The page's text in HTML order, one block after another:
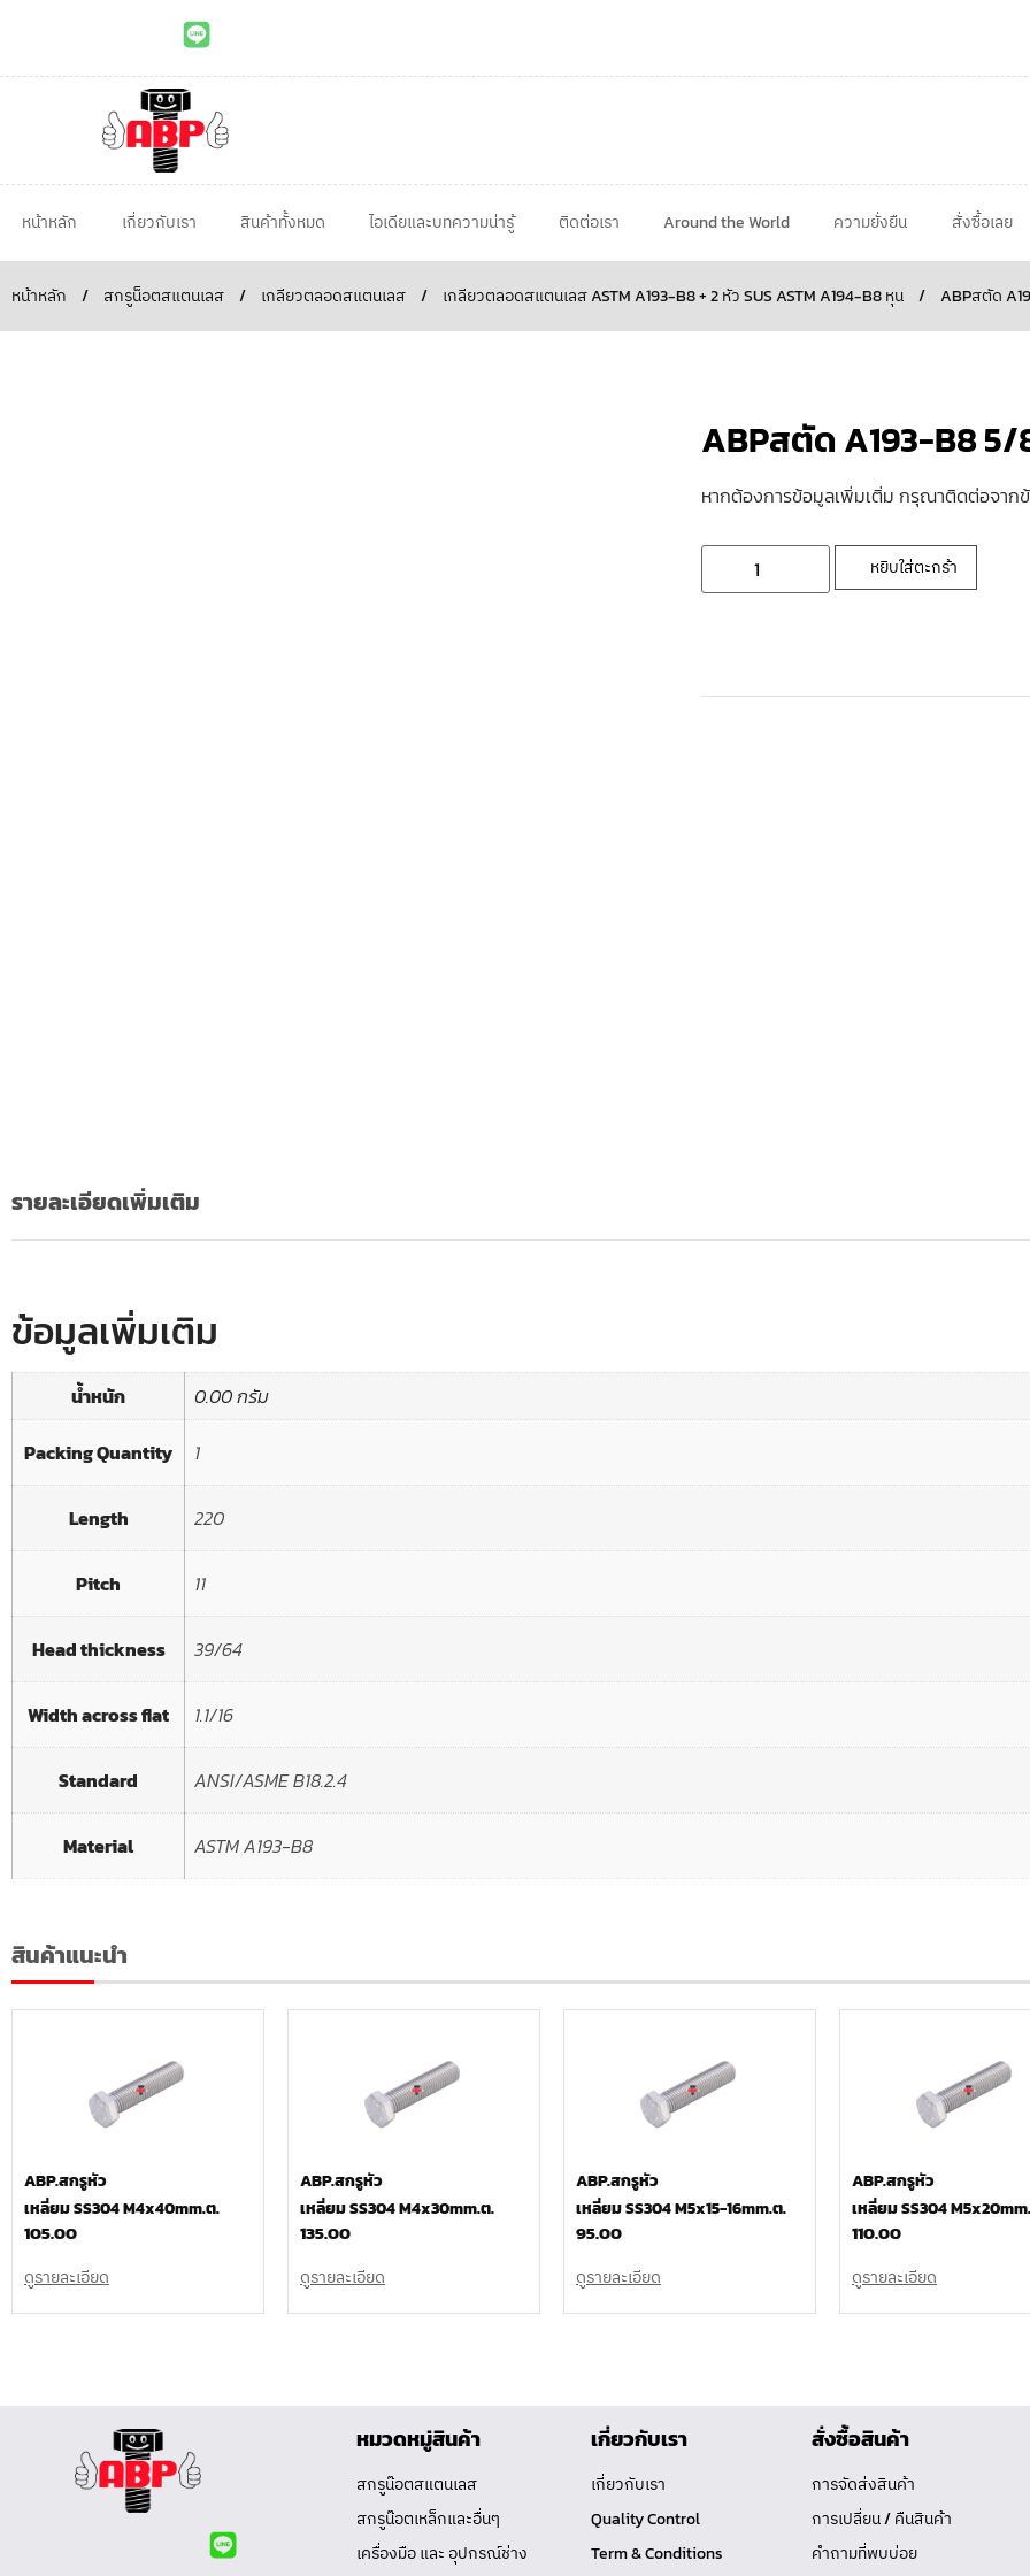
หน้าหลัก เกี่ยวกับเรา สินค้าทั้งหมด ไอเดียและบทความน่ารู้ ติดต่อเรา Around the World ความยั่งยืน สั่งซื้อเลย
หน้าหลัก / สกรูน็อตสแตนเลส / เกลียวตลอดสแตนเลส / เกลียวตลอดสแตนเลส ASTM A193-B8 + 2 หัว SUS ASTM A194-B8 หุน / ABPสตัด
ABPสตัด A193-B8 5/
หากต้องการข้อมูลเพิ่มเติ่ม กรุณาติดต่อจาก
หยิบใส่ตะกร้า
รายละเอียดเพิ่มเติม
ข้อมูลเพิ่มเติม
น้ำหนัก 0.00 กรัม
Packing Quantity 1
Length 220
Pitch 11
Head thickness 39/64
Width across flat 1.1/16
Standard ANSI/ASME B18.2.4
Material ASTM A193-B8
สินค้าแนะนำ
ABP.สกรูหัว
เหลี่ยม SS304 M4x40mm.ต.
105.00
ดูรายละเอียด
ABP.สกรูหัว
เหลี่ยม SS304 M4x30mm.ต.
135.00
ดูรายละเอียด
ABP.สกรูหัว
เหลี่ยม SS304 M5x15-16mm.ต.
95.00
ดูรายละเอียด
ABP.สกรูหัว
เหลี่ยม SS304
110.00
ดูรายละเอียด
หมวดหมู่สินค้า
สกรูน๊อตสแตนเลส
สกรูน๊อตเหล็กและอื่นๆ
เครื่องมือ และ อุปกรณ์ช่าง
เกี่ยวกับเรา
เกี่ยวกับเรา
Quality Control
Term & Conditions
สั่งซื้อสินค้า
การจัดส่งสินค้า
การเปลี่ยน / คืนสินค้า
คำถามที่พบบ่อย